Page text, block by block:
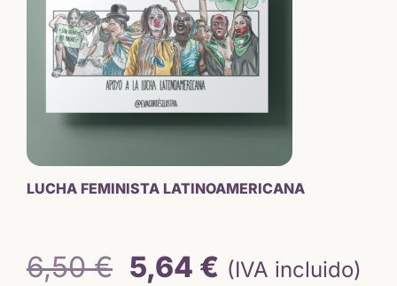
LUCHA FEMINISTA LATINOAMERICANA
6,50€ El
5,64 € El
(IVA incluido)